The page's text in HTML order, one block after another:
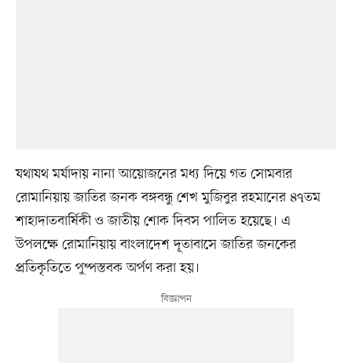
যথাযথ মর্যাদায় নানা আয়োজনের মধ্য দিয়ে গত সোমবার
রোমানিয়ায় জাতির জনক বঙ্গবন্ধু শেখ মুজিবুর রহমানের ৪৭তম
শাহাদাতবার্ষিকী ও জাতীয় শোক দিবস পালিত হয়েছে। এ
উপলক্ষে রোমানিয়ায় বাংলাদেশ দূতাবাসে জাতির জনকের
প্রতিকৃতিতে পুষ্পস্তবক অর্পণ করা হয়।